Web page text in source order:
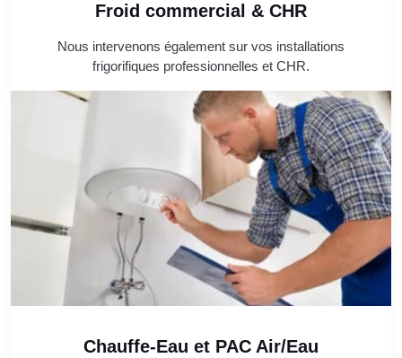
Froid commercial & CHR
Nous intervenons également sur vos installations
frigorifiques professionnelles et CHR.
Chauffe-Eau et PAC Air/Eau